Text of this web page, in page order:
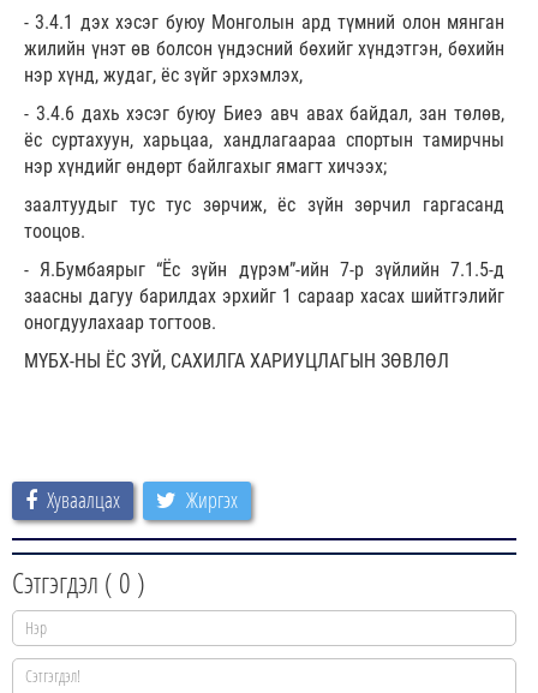
- 3.4.1 дэх хэсэг буюу Монголын ард түмний олон мянган
жилийн үнэт өв болсон үндэсний бөхийг хүндэтгэн, бөхийн
нэр хүнд, жудаг, ёс зүйг эрхэмлэх,
- 3.4.6 дахь хэсэг буюу Биеэ авч авах байдал, зан төлөв,
ёс суртахуун, харьцаа, хандлагаараа спортын тамирчны
нэр хүндийг өндөрт байлгахыг ямагт хичээх;
заалтуудыг тус тус зөрчиж, ёс зүйн зөрчил гаргасанд
тооцов.
- Я.Бумбаярыг “Ёс зүйн дүрэм”-ийн 7-р зүйлийн 7.1.5-д
заасны дагуу барилдах эрхийг 1 сараар хасах шийтгэлийг
оногдуулахаар тогтоов.
МҮБХ-НЫ ЁС ЗҮЙ, САХИЛГА ХАРИУЦЛАГЫН ЗӨВЛӨЛ
Хуваалцах Жиргэх
Сэтгэгдэл ( 0 )